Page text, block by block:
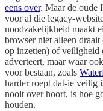
eens over. Maar de oude
voor al die legacy-
noodzakelijkheid maakt
browser niet alleen
op inzetten) of veiligheid
adverteert, maar waar
voor bestaan, zoals
harder roept dat-ie veilig
nooit over hoort, is hoe
houden.